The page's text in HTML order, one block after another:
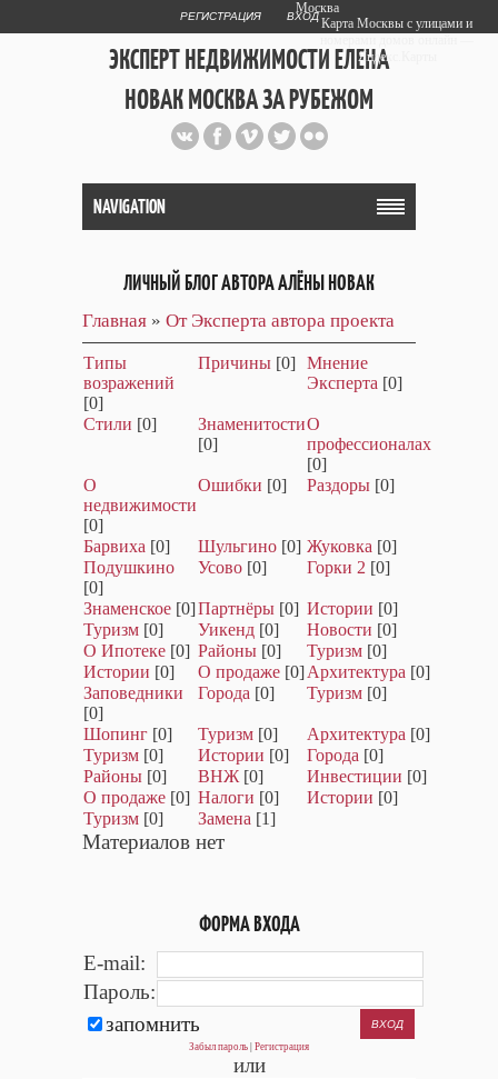
РЕГИСТРАЦИЯ ВХОД
ЭКСПЕРТ НЕДВИЖИМОСТИ ЕЛЕНА
НОВАК МОСКВА ЗА РУБЕЖОМ
Публичный сайт эксперта автора
web дизайнера+7 903 708 1884
NAVIGATION
ЛИЧНЫЙ БЛОГ АВТОРА АЛЁНЫ НОВАК
Главная » От Эксперта автора проекта
Типы
возражений
[0]
Причины [0] Мнение
Эксперта [0]
Стили [0]
Знаменитости
[0]
О
профессионалах
[0]
О
недвижимости
[0]
Ошибки [0] Раздоры [0]
Барвиха [0] Шульгино [0] Жуковка [0]
Подушкино
[0]
Усово [0] Горки 2 [0]
Знаменское [0]Партнёры [0] Истории [0]
Туризм [0] Уикенд [0] Новости [0]
О Ипотеке [0] Районы [0] Туризм [0]
Истории [0] О продаже [0]Архитектура [0]
Заповедники
[0]
Города [0] Туризм [0]
Шопинг [0] Туризм [0] Архитектура [0]
Туризм [0] Истории [0] Города [0]
Районы [0] ВНЖ [0] Инвестиции [0]
О продаже [0] Налоги [0] Истории [0]
Туризм [0] Замена [1]
Материалов нет
ФОРМА ВХОДА
E-mail:
Пароль:
запомнить
Забыл пароль Регистрация
или
Москва
Карта Москвы с улицами и
Яндекс.Карты